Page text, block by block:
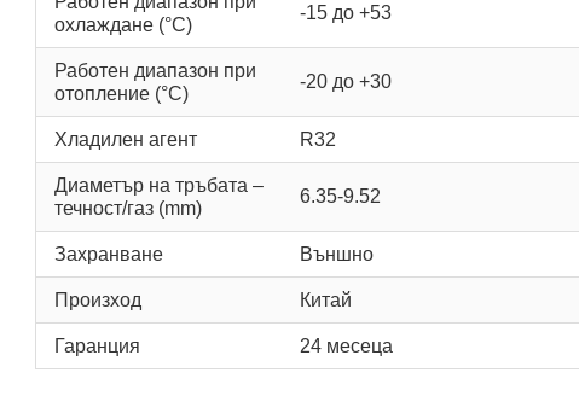
охлаждане (°C)
-15 до +53
Работен диапазон при
отопление (°C)
-20 до +30
Хладилен агент R32
Диаметър на тръбата –
течност/газ (mm)
6.35-9.52
Захранване Външно
Произход Китай
Гаранция 24 месеца